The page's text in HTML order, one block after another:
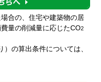
合の、住宅や建築物の居
量の削減量に応じたCO2
）の算出条件については、